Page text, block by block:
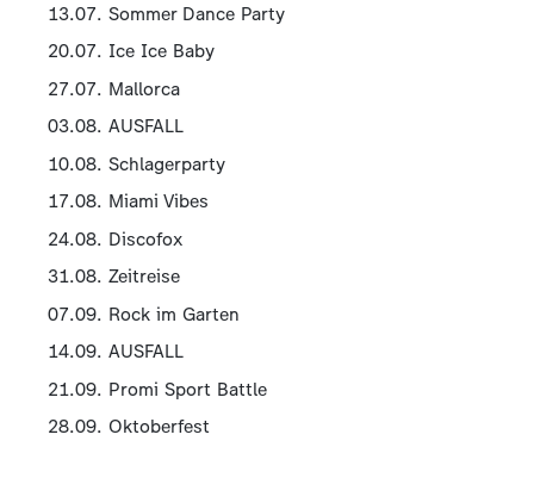
13.07. Sommer Dance Party
20.07. Ice Ice Baby
27.07. Mallorca
03.08. AUSFALL
10.08. Schlagerparty
17.08. Miami Vibes
24.08. Discofox
31.08. Zeitreise
07.09. Rock im Garten
14.09. AUSFALL
21.09. Promi Sport Battle
28.09. Oktoberfest